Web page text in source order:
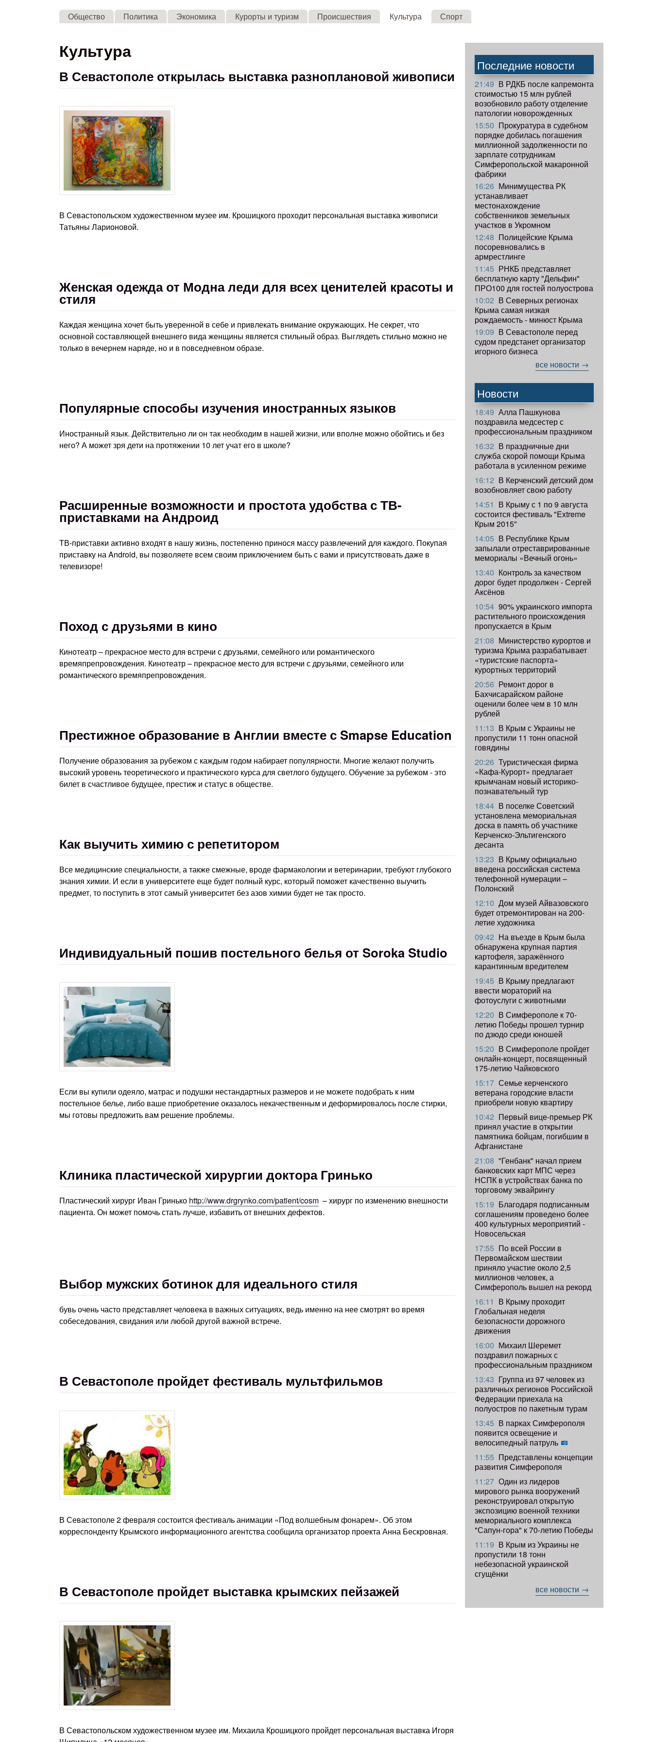
Skip to main content
Общество Политика Экономика Курорты и туризм Происшествия Культура Спорт
Культура
В Севастополе открылась выставка разноплановой живописи
В Севастопольском художественном музее им. Крошицкого проходит персональная выставка живописи
Татьяны Ларионовой.
Женская одежда от Модна леди для всех ценителей красоты и
стиля
Каждая женщина хочет быть уверенной в себе и привлекать внимание окружающих. Не секрет, что
основной составляющей внешнего вида женщины является стильный образ. Выглядеть стильно можно не
только в вечернем наряде, но и в повседневном образе.
Популярные способы изучения иностранных языков
Иностранный язык. Действительно ли он так необходим в нашей жизни, или вполне можно обойтись и без
него? А может зря дети на протяжении 10 лет учат его в школе?
Расширенные возможности и простота удобства с ТВ-
приставками на Андроид
ТВ-приставки активно входят в нашу жизнь, постепенно принося массу развлечений для каждого. Покупая
приставку на Android, вы позволяете всем своим приключением быть с вами и присутствовать даже в
телевизоре!
Поход с друзьями в кино
Кинотеатр – прекрасное место для встречи с друзьями, семейного или романтического
времяпрепровождения. Кинотеатр – прекрасное место для встречи с друзьями, семейного или
романтического времяпрепровождения.
Престижное образование в Англии вместе с Smapse Education
Получение образования за рубежом с каждым годом набирает популярности. Многие желают получить
высокий уровень теоретического и практического курса для светлого будущего. Обучение за рубежом - это
билет в счастливое будущее, престиж и статус в обществе.
Как выучить химию с репетитором
Все медицинские специальности, а также смежные, вроде фармакологии и ветеринарии, требуют глубокого
знания химии. И если в университете еще будет полный курс, который поможет качественно выучить
предмет, то поступить в этот самый университет без азов химии будет не так просто.
Индивидуальный пошив постельного белья от Soroka Studio
Если вы купили одеяло, матрас и подушки нестандартных размеров и не можете подобрать к ним
постельное белье, либо ваше приобретение оказалось некачественным и деформировалось после стирки,
мы готовы предложить вам решение проблемы.
Клиника пластической хирургии доктора Гринько
Пластический хирург Иван Гринько http://www.drgrynko.com/patient/cosm – хирург по изменению внешности
пациента. Он может помочь стать лучше, избавить от внешних дефектов.
Выбор мужских ботинок для идеального стиля
бувь очень часто представляет человека в важных ситуациях, ведь именно на нее смотрят во время
собеседования, свидания или любой другой важной встрече.
В Севастополе пройдет фестиваль мультфильмов
В Севастополе 2 февраля состоится фестиваль анимации «Под волшебным фонарем». Об этом
корреспонденту Крымского информационного агентства сообщила организатор проекта Анна Бескровная.
В Севастополе пройдет выставка крымских пейзажей
В Севастопольском художественном музее им. Михаила Крошицкого пройдет персональная выставка Игоря
Последние новости
21:49 В РДКБ после капремонта
стоимостью 15 млн рублей
возобновило работу отделение
патологии новорожденных
15:50 Прокуратура в судебном
порядке добилась погашения
миллионной задолженности по
зарплате сотрудникам
Симферопольской макаронной
фабрики
16:26 Минимущества РК
устанавливает
местонахождение
собственников земельных
участков в Укромном
12:48 Полицейские Крыма
посоревновались в
армрестлинге
11:45 РНКБ представляет
бесплатную карту "Дельфин"
ПРО100 для гостей полуострова
10:02 В Северных регионах
Крыма самая низкая
рождаемость - минюст Крыма
19:09 В Севастополе перед
судом предстанет организатор
игорного бизнеса
все новости →
Новости
18:49 Алла Пашкунова
поздравила медсестер с
профессиональным праздником
16:32 В праздничные дни
служба скорой помощи Крыма
работала в усиленном режиме
16:12 В Керченский детский дом
возобновляет свою работу
14:51 В Крыму с 1 по 9 августа
состоится фестиваль "Extreme
Крым 2015"
14:05 В Республике Крым
запылали отреставрированные
мемориалы «Вечный огонь»
13:40 Контроль за качеством
дорог будет продолжен - Сергей
Аксёнов
10:54 90% украинского импорта
растительного происхождения
пропускается в Крым
21:08 Министерство курортов и
туризма Крыма разрабатывает
«туристские паспорта»
курортных территорий
20:56 Ремонт дорог в
Бахчисарайском районе
оценили более чем в 10 млн
рублей
11:13 В Крым с Украины не
пропустили 11 тонн опасной
говядины
20:26 Туристическая фирма
«Кафа-Курорт» предлагает
крымчанам новый историко-
познавательный тур
18:44 В поселке Советский
установлена мемориальная
доска в память об участнике
Керченско-Эльтигенского
десанта
13:23 В Крыму официально
введена российская система
телефонной нумерации –
Полонский
12:10 Дом музей Айвазовского
будет отремонтирован на 200-
летие художника
09:42 ​На въезде в Крым была
обнаружена крупная партия
картофеля, заражённого
карантинным вредителем
19:45 В Крыму предлагают
ввести мораторий на
фотоуслуги с животными
12:20 В Симферополе к 70-
летию Победы прошел турнир
по дзюдо среди юношей
15:20 В Симферополе пройдет
онлайн-концерт, посвященный
175-летию Чайковского
15:17 Семье керченского
ветерана городские власти
приобрели новую квартиру
10:42 Первый вице-премьер РК
принял участие в открытии
памятника бойцам, погибшим в
Афганистане
21:08 "Генбанк" начал прием
банковских карт МПС через
НСПК в устройствах банка по
торговому эквайрингу
15:19 Благодаря подписанным
соглашениям проведено более
400 культурных мероприятий -
Новосельская
17:55 ​По всей России в
Первомайском шествии
приняло участие около 2,5
миллионов человек, а
Симферополь вышел на рекорд
16:11 В Крыму проходит
Глобальная неделя
безопасности дорожного
движения
16:00 Михаил Шеремет
поздравил пожарных с
профессиональным праздником
13:43 Группа из 97 человек из
различных регионов Российской
Федерации приехала на
полуостров по пакетным турам
13:45 В парках Симферополя
появится освещение и
велосипедный патруль
11:55 Представлены концепции
развития Симферополя
11:27 Один из лидеров
мирового рынка вооружений
реконструировал открытую
экспозицию военной техники
мемориального комплекса
"Сапун-гора" к 70-летию Победы
11:19 ​В Крым из Украины не
пропустили 18 тонн
небезопасной украинской
сгущёнки
все новости →